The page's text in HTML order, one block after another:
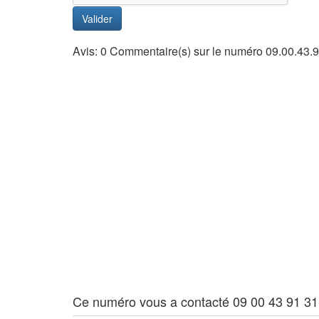
Valider
Avis: 0 Commentaire(s) sur le numéro
Ce numéro vous a contacté 09 00 43 91 31